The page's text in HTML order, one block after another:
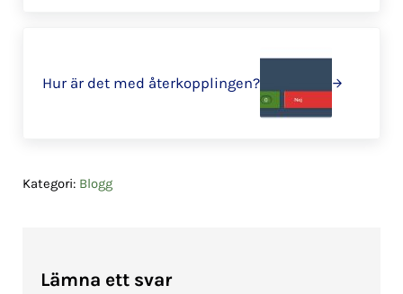
Hur är det med återkopplingen?
Kategori: Blogg
Lämna ett svar